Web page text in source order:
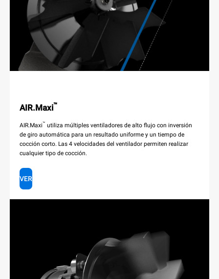
AIR.Maxi™
AIR.Maxi™ utiliza múltiples ventiladores de alto flujo con inversión
de giro automática para un resultado uniforme y un tiempo de
cocción corto. Las 4 velocidades del ventilador permiten realizar
cualquier tipo de cocción.
VER